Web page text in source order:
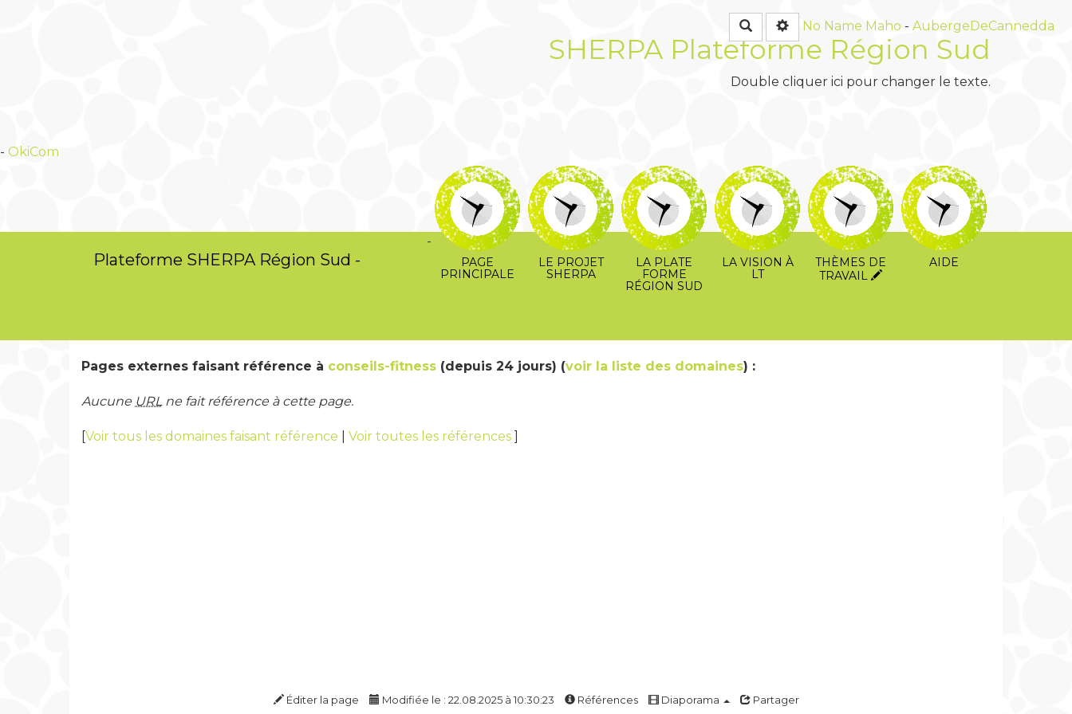
RechercherNo Name Maho - AubergeDeCannedda
SHERPA Plateforme Région Sud
Double cliquer ici pour changer le texte.
- OkiCom
Plateforme SHERPA Région Sud -
-
PasCherMontresPAGE
PRINCIPALE
LE PROJET
SHERPA
LA PLATE
FORME
RÉGION SUD
LA VISION À
LT
THÈMES DE
TRAVAIL
AIDE
Pages externes faisant référence à conseils-fitness (depuis 24 jours) (voir la liste des domaines) :
Aucune URLne fait référence à cette page.
[Voir tous les domaines faisant référence Voir toutes les références ]
Éditer la page Modifiée le : 22.08.2025 à 10:30:23 Références Diaporama Partager